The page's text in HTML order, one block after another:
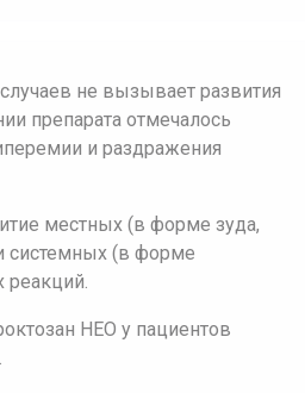
не вызывает развития
препарата отмечалось
и раздражения
местных (в форме зуда,
системных (в форме
реакций.
НЕО у пациентов